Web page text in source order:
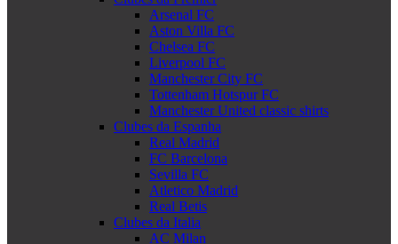
Arsenal FC
Aston Villa FC
Chelsea FC
Liverpool FC
Manchester City FC
Tottenham Hotspur FC
Manchester United classic shirts
Clubes da Espanha
Real Madrid
FC Barcelona
Sevilla FC
Atletico Madrid
Real Betis
Clubes da Italia
AC Milan